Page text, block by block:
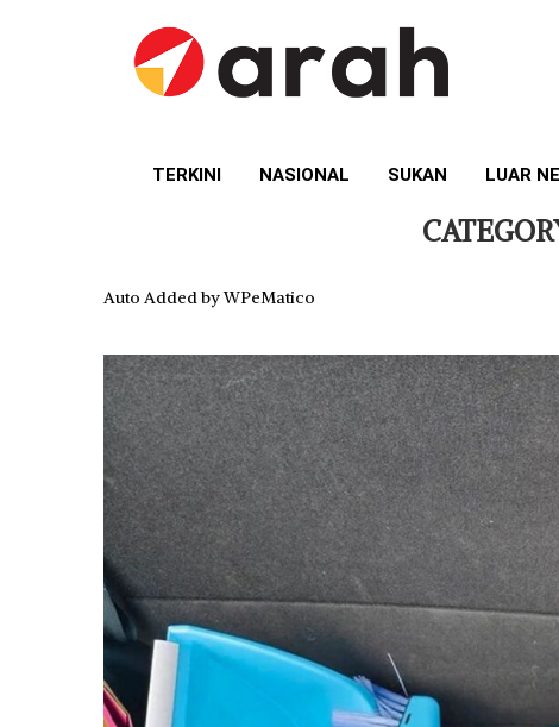
TERKINI NASIONAL SUKAN LUAR
Auto Added by WPeMatico